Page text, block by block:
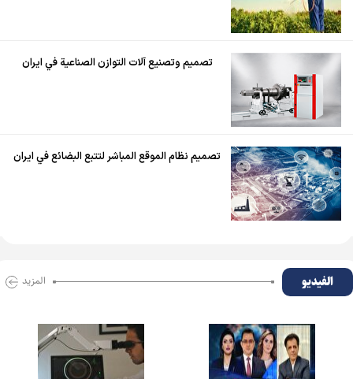
تصميم وتصنيع آلات التوازن الصناعية في ايران
تصميم نظام الموقع المباشر لتتبع البضائع في ايران
الفیدیو المزید